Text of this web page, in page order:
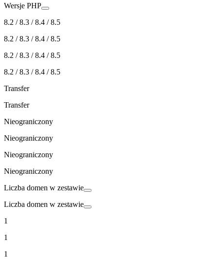
Wersje PHP
8.2 / 8.3 / 8.4 / 8.5
8.2 / 8.3 / 8.4 / 8.5
8.2 / 8.3 / 8.4 / 8.5
8.2 / 8.3 / 8.4 / 8.5
Transfer
Transfer
Nieograniczony
Nieograniczony
Nieograniczony
Nieograniczony
Liczba domen w zestawie
Liczba domen w zestawie
1
1
1